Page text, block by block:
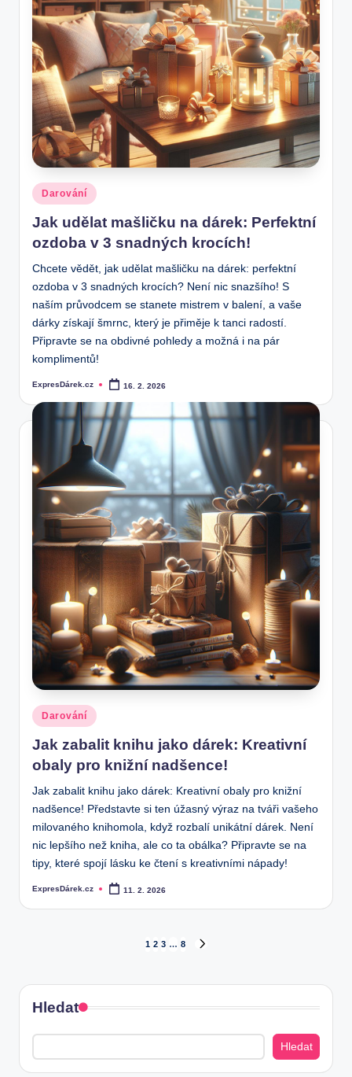
Posted
in
Darování
Jak udělat mašličku na dárek: Perfektní
ozdoba v 3 snadných krocích!
Chcete vědět, jak udělat mašličku na dárek: perfektní
ozdoba v 3 snadných krocích? Není nic snazšího! S
naším průvodcem se stanete mistrem v balení, a vaše
dárky získají šmrnc, který je přiměje k tanci radostí.
Připravte se na obdivné pohledy a možná i na pár
komplimentů!
Posted
ExpresDárek.cz 16. 2. 2026
Posted
in
Darování
Jak zabalit knihu jako dárek: Kreativní
obaly pro knižní nadšence!
Jak zabalit knihu jako dárek: Kreativní obaly pro knižní
nadšence! Představte si ten úžasný výraz na tváři vašeho
milovaného knihomola, když rozbalí unikátní dárek. Není
nic lepšího než kniha, ale co ta obálka? Připravte se na
tipy, které spojí lásku ke čtení s kreativními nápady!
Posted
ExpresDárek.cz 11. 2. 2026
Stránkování
příspěvků
1 2 3 … 8
Hledat
Hledat